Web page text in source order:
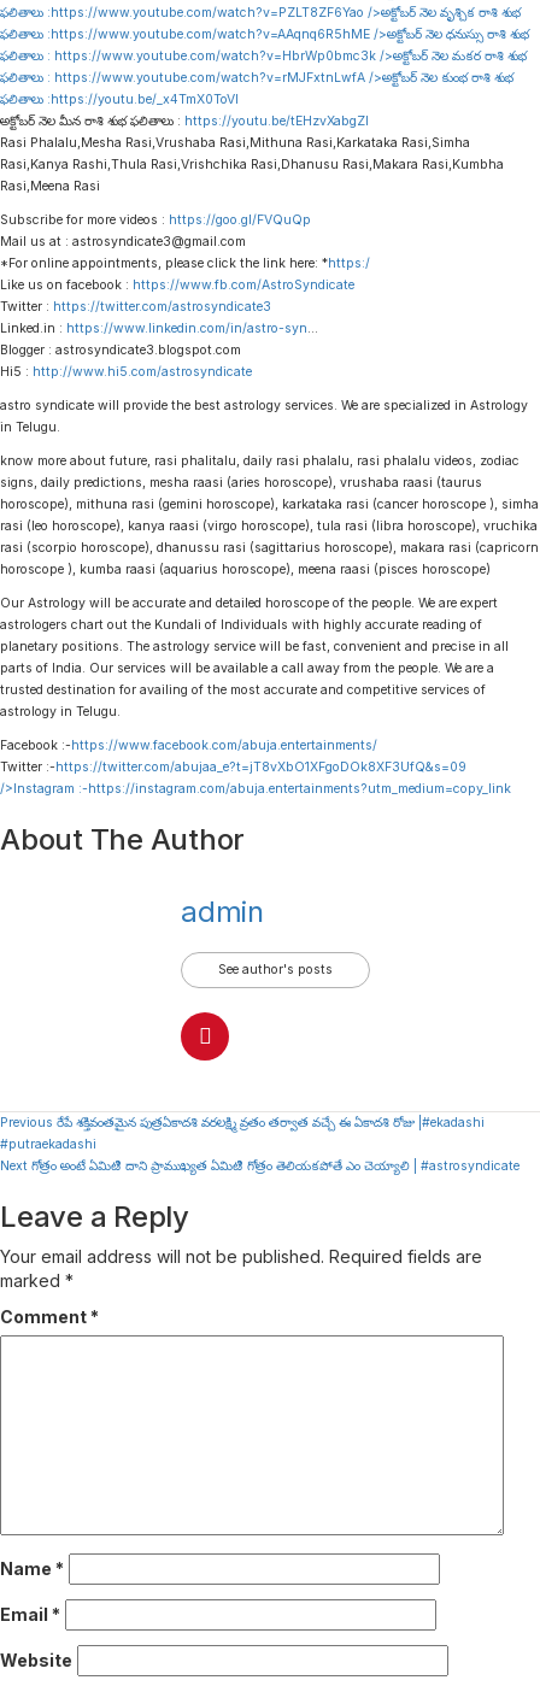
ఫలితాలు :https://www.youtube.com/watch?v=PZLT8ZF6Yao />అక్టోబర్ నెల వృశ్చిక రాశి శుభ
ఫలితాలు :https://www.youtube.com/watch?v=AAqnq6R5hME />అక్టోబర్ నెల ధనుస్సు రాశి శుభ
ఫలితాలు : https://www.youtube.com/watch?v=HbrWp0bmc3k />అక్టోబర్ నెల మకర రాశి శుభ
ఫలితాలు : https://www.youtube.com/watch?v=rMJFxtnLwfA />అక్టోబర్ నెల కుంభ రాశి శుభ
ఫలితాలు :https://youtu.be/_x4TmX0ToVI
అక్టోబర్ నెల మీన రాశి శుభ ఫలితాలు : https://youtu.be/tEHzvXabgZI
Rasi Phalalu,Mesha Rasi,Vrushaba Rasi,Mithuna Rasi,Karkataka Rasi,Simha
Rasi,Kanya Rashi,Thula Rasi,Vrishchika Rasi,Dhanusu Rasi,Makara Rasi,Kumbha
Rasi,Meena Rasi
Subscribe for more videos : https://goo.gl/FVQuQp
Mail us at : astrosyndicate3@gmail.com
*For online appointments, please click the link here: *https:/
Like us on facebook : https://www.fb.com/AstroSyndicate
Twitter : https://twitter.com/astrosyndicate3
Linked.in : https://www.linkedin.com/in/astro-syn
Blogger : astrosyndicate3.blogspot.com
Hi5 : http://www.hi5.com/astrosyndicate
astro syndicate will provide the best astrology services. We are specialized in Astrology
in Telugu.
know more about future, rasi phalitalu, daily rasi phalalu, rasi phalalu videos, zodiac
signs, daily predictions, mesha raasi (aries horoscope), vrushaba raasi (taurus
horoscope), mithuna rasi (gemini horoscope), karkataka rasi (cancer horoscope ), simha
rasi (leo horoscope), kanya raasi (virgo horoscope), tula rasi (libra horoscope), vruchika
rasi (scorpio horoscope), dhanussu rasi (sagittarius horoscope), makara rasi (capricorn
horoscope ), kumba raasi (aquarius horoscope), meena raasi (pisces horoscope)
Our Astrology will be accurate and detailed horoscope of the people. We are expert
astrologers chart out the Kundali of Individuals with highly accurate reading of
planetary positions. The astrology service will be fast, convenient and precise in all
parts of India. Our services will be available a call away from the people. We are a
trusted destination for availing of the most accurate and competitive services of
astrology in Telugu.
Facebook :-https://www.facebook.com/abuja.entertainments/
Twitter :-https://twitter.com/abujaa_e?t=jT8vXbO1XFgoDOk8XF3UfQ&s=09
/>Instagram :-https://instagram.com/abuja.entertainments?utm_medium=copy_link
About The Author
admin
See author's posts
Continue
Reading
Previous రేపే శక్తివంతమైన పుత్రఏకాదశి వరలక్ష్మి వ్రతం తర్వాత వచ్చే ఈ ఏకాదశి రోజు |#ekadashi
#putraekadashi
Next గోత్రం అంటే ఏమిటి ? దాని ప్రాముఖ్యత ఏమిటి ? గోత్రం తెలియకపోతే ఎం చెయ్యాలి | #astrosyndicate
Leave a Reply
Your email address will not be published. Required fields are
marked *
Comment *
Name *
Email *
Website